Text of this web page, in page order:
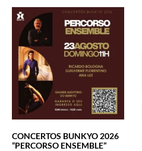
CONCERTOS BUNKYO 2026
“PERCORSO ENSEMBLE”